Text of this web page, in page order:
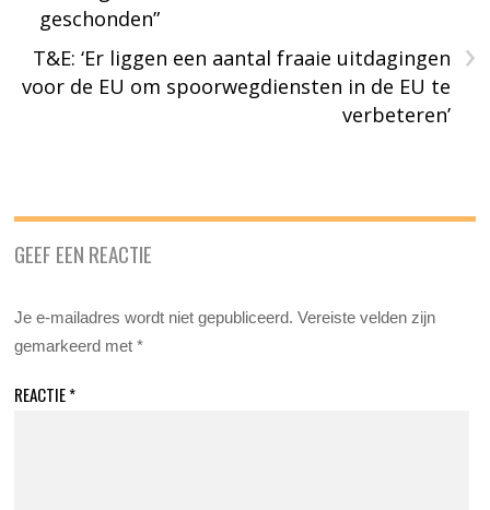
geschonden”
›
T&E: ‘Er liggen een aantal fraaie uitdagingen
voor de EU om spoorwegdiensten in de EU te
verbeteren’
GEEF EEN REACTIE
Je e-mailadres wordt niet gepubliceerd. Vereiste velden zijn
gemarkeerd met*
REACTIE*